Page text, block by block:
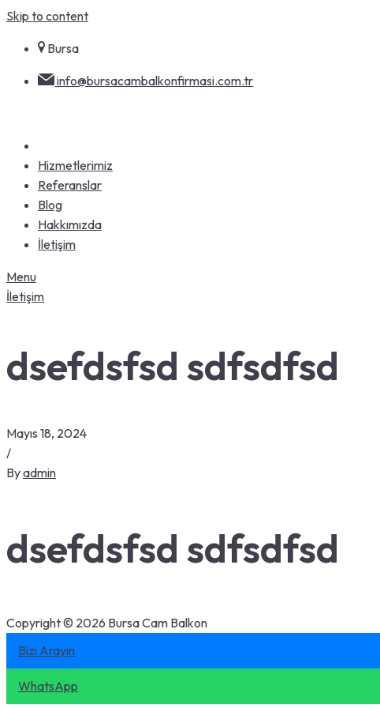
Skip to content
Bursa
info@bursacambalkonfirmasi.com.tr
Hizmetlerimiz
Referanslar
Blog
Hakkımızda
İletişim
Menu
İletişim
dsefdsfsd sdfsdfsd
Mayıs 18, 2024
/
Byadmin
dsefdsfsd sdfsdfsd
Copyright © 2026 Bursa Cam Balkon
Bizi Arayın
WhatsApp